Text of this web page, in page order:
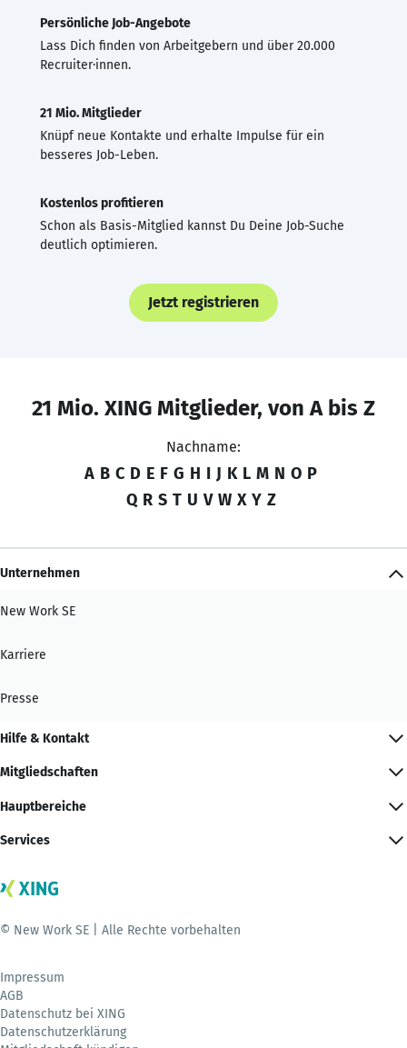
Persönliche Job-Angebote
Lass Dich finden von Arbeitgebern und über 20.000
Recruiter·innen.
21 Mio. Mitglieder
Knüpf neue Kontakte und erhalte Impulse für ein
besseres Job-Leben.
Kostenlos profitieren
Schon als Basis-Mitglied kannst Du Deine Job-Suche
deutlich optimieren.
Jetzt registrieren
21 Mio. XING Mitglieder, von A bis Z
Nachname:
A B C D E F G H I J K L M N O P
Q R S T U V W X Y Z
Unternehmen
New Work SE
Karriere
Presse
Hilfe & Kontakt
Mitgliedschaften
Hauptbereiche
Services
© New Work SE | Alle Rechte vorbehalten
Impressum
AGB
Datenschutz bei XING
Datenschutzerklärung